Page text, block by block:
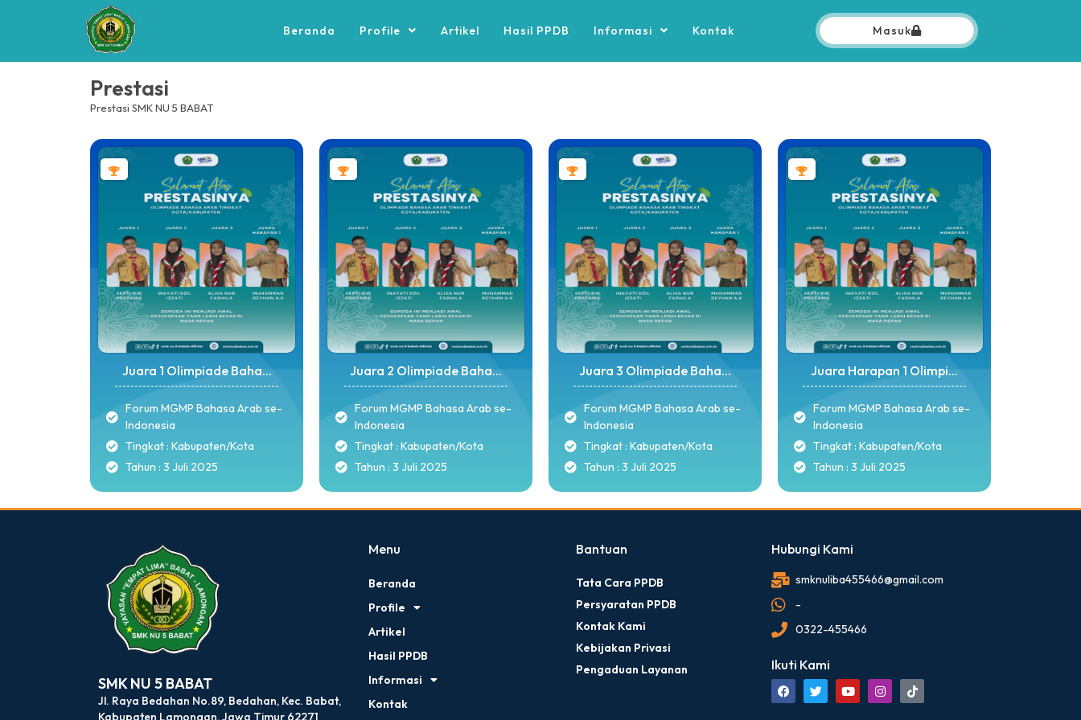
Beranda Profile Artikel Hasil PPDB Informasi Kontak Masuk
Prestasi
Prestasi SMK NU 5 BABAT
Juara 1 Olimpiade Baha...
Forum MGMP Bahasa Arab se-
Indonesia
Tingkat : Kabupaten/Kota
Tahun : 3 Juli 2025
Juara 2 Olimpiade Baha...
Forum MGMP Bahasa Arab se-
Indonesia
Tingkat : Kabupaten/Kota
Tahun : 3 Juli 2025
Juara 3 Olimpiade Baha...
Forum MGMP Bahasa Arab se-
Indonesia
Tingkat : Kabupaten/Kota
Tahun : 3 Juli 2025
Juara Harapan 1 Olimpi...
Forum MGMP Bahasa Arab se-
Indonesia
Tingkat : Kabupaten/Kota
Tahun : 3 Juli 2025
SMK NU 5 BABAT
Jl. Raya Bedahan No.89, Bedahan, Kec. Babat,
Menu
Beranda
Profile
Artikel
Hasil PPDB
Informasi
Kontak
Bantuan
Tata Cara PPDB
Persyaratan PPDB
Kontak Kami
Kebijakan Privasi
Pengaduan Layanan
Hubungi Kami
smknuliba455466@gmail.com
-
0322-455466
Ikuti Kami